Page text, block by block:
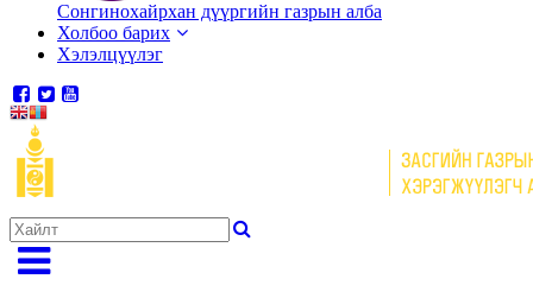
Сонгинохайрхан дүүргийн газрын алба
Холбоо барих
Хэлэлцүүлэг